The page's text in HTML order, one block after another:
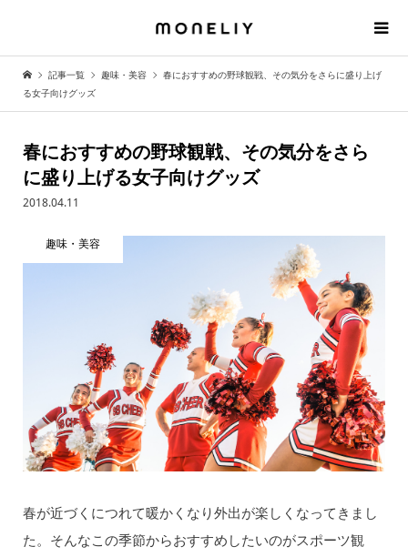
記事一覧 趣味・美容
春におすすめの野球観戦、その気分をさらに盛り上げ
る女子向けグッズ
春におすすめの野球観戦、その気分をさら
に盛り上げる女子向けグッズ
2018.04.11
趣味・美容
春が近づくにつれて暖かくなり外出が楽しくなってきまし
た。そんなこの季節からおすすめしたいのがスポーツ観